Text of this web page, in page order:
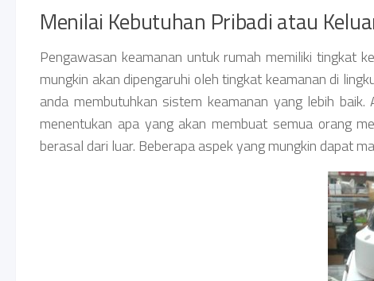
Menilai Kebutuhan Pribadi atau
Pengawasan keamanan untuk rumah memiliki tingkat
mungkin akan dipengaruhi oleh tingkat keamanan di
anda membutuhkan sistem keamanan yang lebih
menentukan apa yang akan membuat semua orang
berasal dari luar. Beberapa aspek yang mungkin dapat